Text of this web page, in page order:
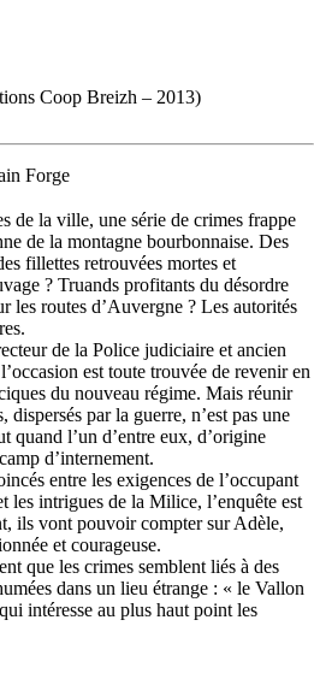
Coop Breizh – 2013)
Forge
de la ville, une série de crimes frappe
de la montagne bourbonnaise. Des
fillettes retrouvées mortes et
? Truands profitants du désordre
les routes d’Auvergne ? Les autorités
de la Police judiciaire et ancien
est toute trouvée de revenir en
du nouveau régime. Mais réunir
dispersés par la guerre, n’est pas une
quand l’un d’entre eux, d’origine
d’internement.
entre les exigences de l’occupant
les intrigues de la Milice, l’enquête est
ils vont pouvoir compter sur Adèle,
et courageuse.
que les crimes semblent liés à des
dans un lieu étrange : « le Vallon
intéresse au plus haut point les